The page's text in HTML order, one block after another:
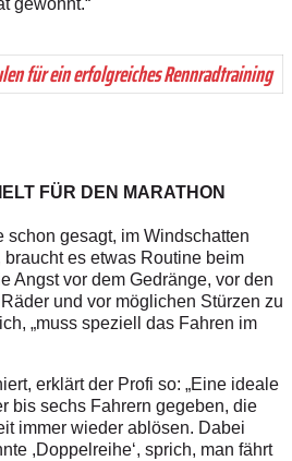
gewöhnt.“
für ein erfolgreichesRennradtraining
FÜR DEN MARATHON
schon gesagt, im Windschatten
braucht es etwas Routine beim
Angst vor dem Gedränge, vor den
und vor möglichen Stürzen zu
„muss speziell das Fahren im
erklärt der Profi so: „Eine ideale
bis sechs Fahrern gegeben, die
immer wieder ablösen. Dabei
,Doppelreihe‘, sprich, man fährt